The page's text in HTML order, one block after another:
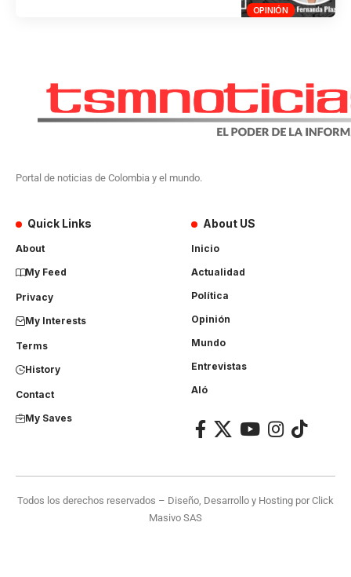
OPINIÓN
Portal de noticias de Colombia y el mundo.
Quick Links
About
My Feed
Privacy
My Interests
Terms
History
Contact
My Saves
About US
Inicio
Actualidad
Política
Opinión
Mundo
Entrevistas
Aló
Todos los derechos reservados – Diseño, Desarrollo y Hosting porClick
Masivo SAS